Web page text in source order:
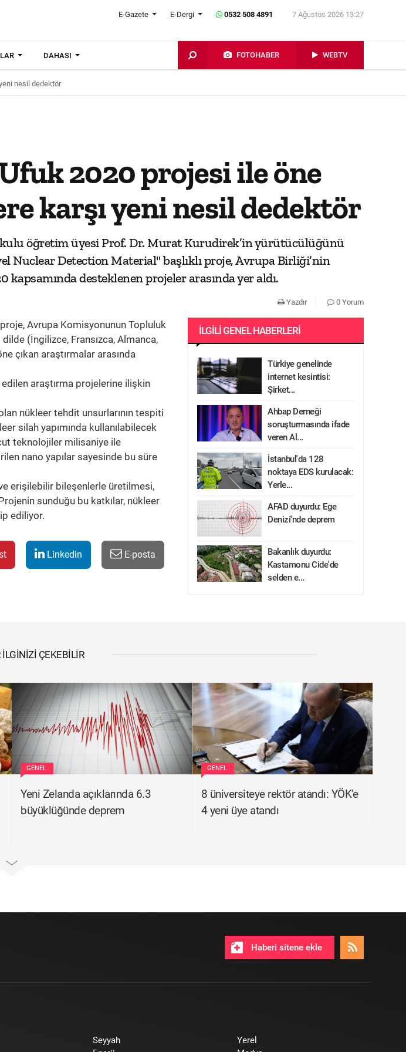
E-Gazete E-Dergi 0532 508 4891 7 Ağustos 2026 13:27
DAHASI FOTOHABER WEBTV
nesil dedektör
2020 projesi ile öne
karşı yeni nesil dedektör
öğretim üyesi Prof. Dr. Murat Kurudirek’in yürütücülüğünü
Nuclear Detection Material" başlıklı proje, Avrupa Birliği’nin
desteklenen projeler arasında yer aldı.
Yazdır 0 Yorum
Avrupa Komisyonunun Topluluk
(İngilizce, Fransızca, Almanca,
çıkan araştırmalar arasında
araştırma projelerine ilişkin
nükleer tehdit unsurlarının tespiti
silah yapımında kullanılabilecek
teknolojiler milisaniye ile
nano yapılar sayesinde bu süre
erişilebilir bileşenlerle üretilmesi,
sunduğu bu katkılar, nükleer
ediliyor.
Linkedin E-posta
İLGILI GENEL HABERLERI
Türkiye genelinde
internet kesintisi:
Şirket...
Ahbap Derneği
soruşturmasında ifade
veren Al...
İstanbul'da 128
noktaya EDS kurulacak:
Yerle...
AFAD duyurdu: Ege
Denizi'nde deprem
Bakanlık duyurdu:
Kastamonu Cide'de
selden e...
İLGINIZI ÇEKEBILIR
GENEL
Yeni Zelanda açıklarında 6.3
büyüklüğünde deprem
GENEL
8 üniversiteye rektör atandı: YÖK'e
4 yeni üye atandı
Haberi sitene ekle
Seyyah
Yerel